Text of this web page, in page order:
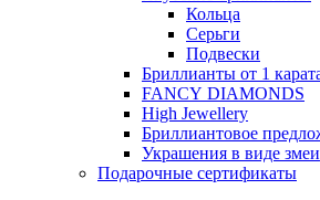
Кольца
Серьги
Подвески
Бриллианты от 1
FANCY DIAMONDS
High Jewellery
Бриллиантовое
Украшения в виде змеи
Подарочные сертификаты